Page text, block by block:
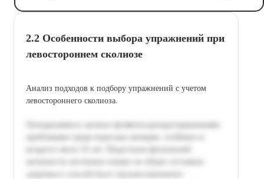
2.2 Особенности выбора упражнений при
левостороннем сколиозе
Анализ подходов к подбору упражнений с учетом
левостороннего сколиоза.